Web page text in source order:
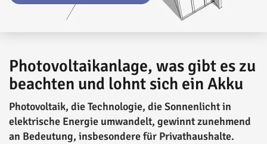
Photovoltaikanlage, was gibt es zu
beachten und lohnt sich ein Akku
Photovoltaik, die Technologie, die Sonnenlicht in
elektrische Energie umwandelt, gewinnt zunehmend
an Bedeutung, insbesondere für Privathaushalte.